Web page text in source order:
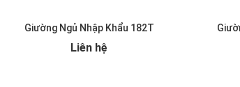
Giường Ngủ Nhập Khẩu 182T
Liên hệ